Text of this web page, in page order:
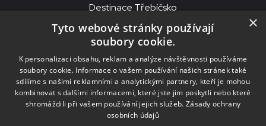
Destinace Třebíčsko
© 2026MKS Beseda Mor. Budějovice
MKS Beseda, příspěvková organizace, Purcnerova 62, 676 02
Moravské Budějovice
IČO: 00091758, DIČ: CZ00091758, ID datové schránky: chjn2kd
×
Tyto webové stránky používají
soubory cookie.
K personalizaci obsahu, reklam a analýze návštěvnosti používáme
soubory cookie. Informace o vašem používání našich stránek také
sdílíme s našimi reklamními a analytickými partnery, kteří je mohou
kombinovat s dalšími informacemi, které jste jim poskytli nebo které
shromáždili při vašem používání jejich služeb. Zásady ochrany
osobních údajů